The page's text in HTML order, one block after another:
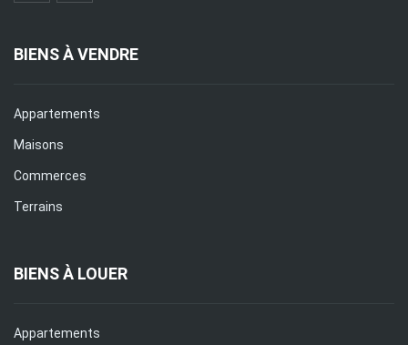
BIENS À VENDRE
Appartements
Maisons
Commerces
Terrains
BIENS À LOUER
Appartements